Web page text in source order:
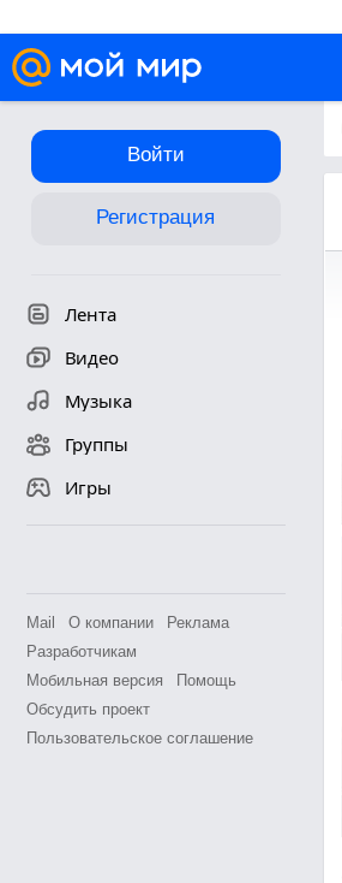
Войти
Регистрация
Лента
Видео
Музыка
Группы
Игры
Mail О компании
Реклама
Разработчикам
Мобильная версия
Помощь
Обсудить проект
Пользовательское соглашение